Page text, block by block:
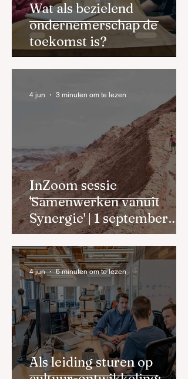
Wat als bezielend
ondernemerschap de
toekomst is?
InZoom sessie
'Samenwerken vanuit
Synergie' | 1 september
2026
4 jun 3 minuten om te lezen
Als leiding sturen op
4 jun 6 minuten om te lezen